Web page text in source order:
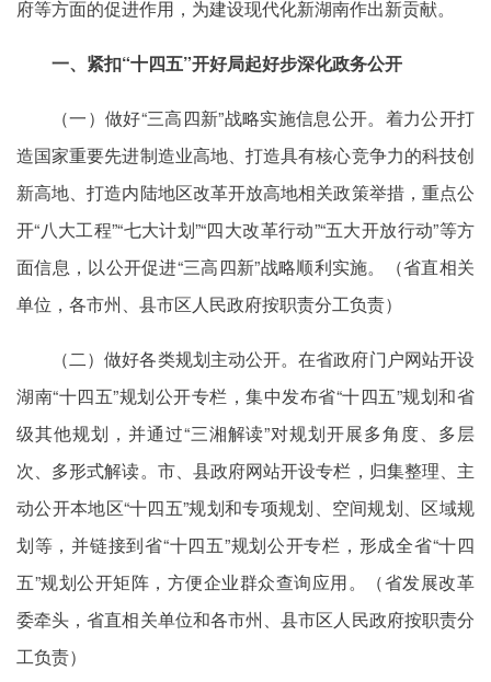
府等方面的促进作用，为建设现代化新湖南作出新贡献。
一、紧扣“十四五”开好局起好步深化政务公开
（一）做好“三高四新”战略实施信息公开。着力公开打
造国家重要先进制造业高地、打造具有核心竞争力的科技创
新高地、打造内陆地区改革开放高地相关政策举措，重点公
开“八大工程”“七大计划”“四大改革行动”“五大开放行动”等方
面信息，以公开促进“三高四新”战略顺利实施。（省直相关
单位，各市州、县市区人民政府按职责分工负责）
（二）做好各类规划主动公开。在省政府门户网站开设
湖南“十四五”规划公开专栏，集中发布省“十四五”规划和省
级其他规划，并通过“三湘解读”对规划开展多角度、多层
次、多形式解读。市、县政府网站开设专栏，归集整理、主
动公开本地区“十四五”规划和专项规划、空间规划、区域规
划等，并链接到省“十四五”规划公开专栏，形成全省“十四
五”规划公开矩阵，方便企业群众查询应用。（省发展改革
委牵头，省直相关单位和各市州、县市区人民政府按职责分
工负责）